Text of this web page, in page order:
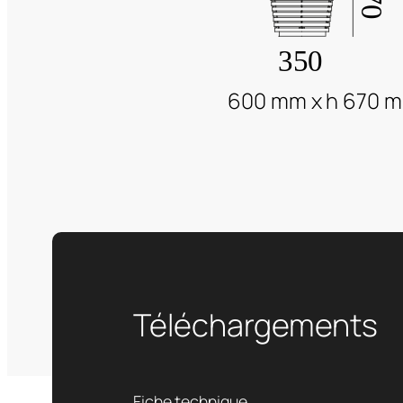
600 mm x h 670
Téléchargements